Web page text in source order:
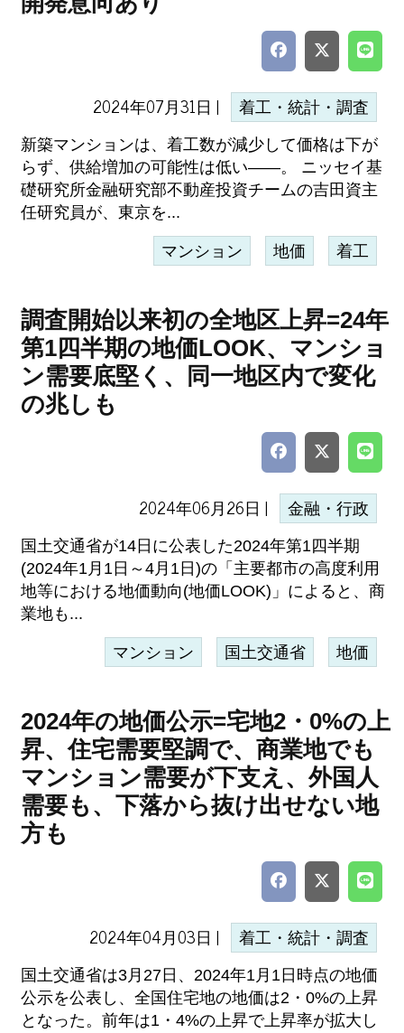
2024年07月31日 | 着工・統計・調査
新築マンションは、着工数が減少して価格は下が
らず、供給増加の可能性は低い――。 ニッセイ基
礎研究所金融研究部不動産投資チームの吉田資主
任研究員が、東京を...
マンション 地価 着工
調査開始以来初の全地区上昇=24年
第1四半期の地価LOOK、マンショ
ン需要底堅く、同一地区内で変化
の兆しも
2024年06月26日 | 金融・行政
国土交通省が14日に公表した2024年第1四半期
(2024年1月1日～4月1日)の「主要都市の高度利用
地等における地価動向(地価LOOK)」によると、商
業地も...
マンション 国土交通省 地価
2024年の地価公示=宅地2・0%の上
昇、住宅需要堅調で、商業地でも
マンション需要が下支え、外国人
需要も、下落から抜け出せない地
方も
2024年04月03日 | 着工・統計・調査
国土交通省は3月27日、2024年1月1日時点の地価
公示を公表し、全国住宅地の地価は2・0%の上昇
となった。前年は1・4%の上昇で上昇率が拡大し